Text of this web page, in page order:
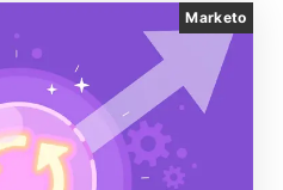
Marketo